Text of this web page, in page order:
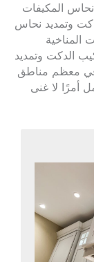
نحاس المكيفات
وتمديد نحاس
المناخية
الدكت وتمديد
معظم مناطق
أمرًا لا غنى